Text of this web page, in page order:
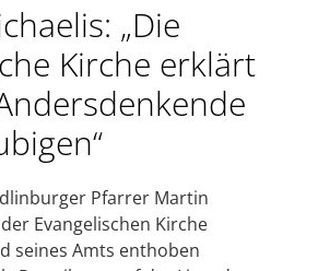
„Die
Kirche erklärt
Pfarrer Martin
Evangelischen Kirche
seines Amts enthoben